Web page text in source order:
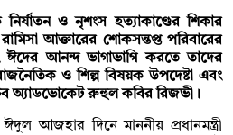
নির্যাতন ও নৃশংস হত্যাকাণ্ডের শিকার
রামিসা আক্তারের শোকসন্তপ্ত পরিবারের
ঈদের আনন্দ ভাগাভাগি করতে তাদের
রাজনৈতিক ও শিল্প বিষয়ক উপদেষ্টা এবং
অ্যাডভোকেট রুহুল কবির রিজভী।
আজহার দিনে মাননীয় প্রধানমন্ত্রী